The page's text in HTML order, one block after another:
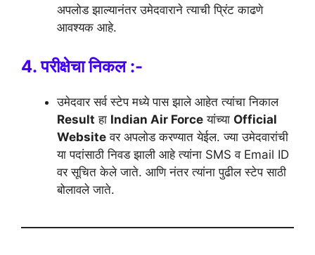
अपलोड झाल्यानंतर उमेदवाराने त्याची प्रिंट काढणे
आवश्यक आहे.
4. परीक्षेचा निकल :-
उमेदवार सर्व स्टेप मध्ये पास झाले आहेत त्यांचा निकाल
Result हा Indian Air Force यांच्या Official
Website वर अपलोड करण्यात येईल. ज्या उमेदवारांची
या पदांसाठी निवड झाली आहे त्यांना SMS व Email ID
वर सूचित केले जाते. आणि नंतर त्यांना पुढील स्टेप साठी
बोलावले जाते.